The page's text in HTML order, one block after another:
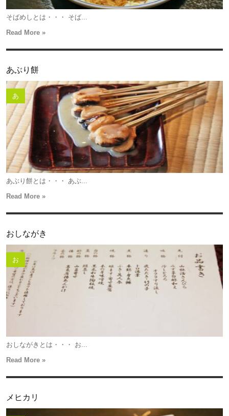
そばめしとは・・・ そば...
Read More »
あぶり餅
あ
あぶり餅とは・・・ あぶ...
Read More »
おしながき
お
おしながきとは・・・ お...
Read More »
メヒカリ